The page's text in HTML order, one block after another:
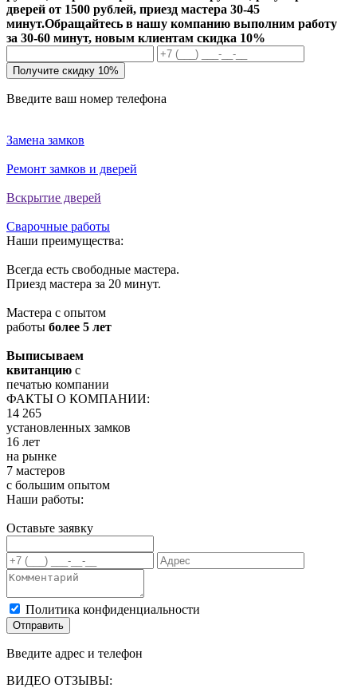
дверей от 1500 рублей, приезд мастера 30-45
минут.Обращайтесь в нашу компанию выполним работу
за 30-60 минут, новым клиентам скидка 10%
Получите скидку 10%
Введите ваш номер телефона
Замена замков
Ремонт замков и дверей
Вскрытие дверей
Сварочные работы
Наши преимущества:
Всегда есть свободные мастера.
Приезд мастера за 20 минут.
Мастера с опытом
работы более 5 лет
Выписываем
квитанцию с
печатью компании
ФАКТЫ О КОМПАНИИ:
14 265
установленных замков
16 лет
на рынке
7 мастеров
с большим опытом
Наши работы:
Оставьте заявку
Политика конфиденциальности
Отправить
Введите адрес и телефон
ВИДЕО ОТЗЫВЫ: